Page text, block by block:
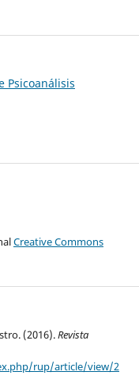
Psicoanálisis
Creative Commons
(2016).Revista
rup/article/view/2